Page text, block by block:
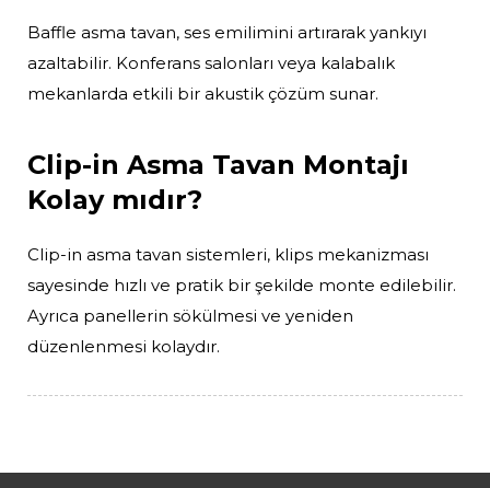
Baffle asma tavan, ses emilimini artırarak yankıyı
azaltabilir. Konferans salonları veya kalabalık
mekanlarda etkili bir akustik çözüm sunar.
Clip-in Asma Tavan Montajı
Kolay mıdır?
Clip-in asma tavan sistemleri, klips mekanizması
sayesinde hızlı ve pratik bir şekilde monte edilebilir.
Ayrıca panellerin sökülmesi ve yeniden
düzenlenmesi kolaydır.